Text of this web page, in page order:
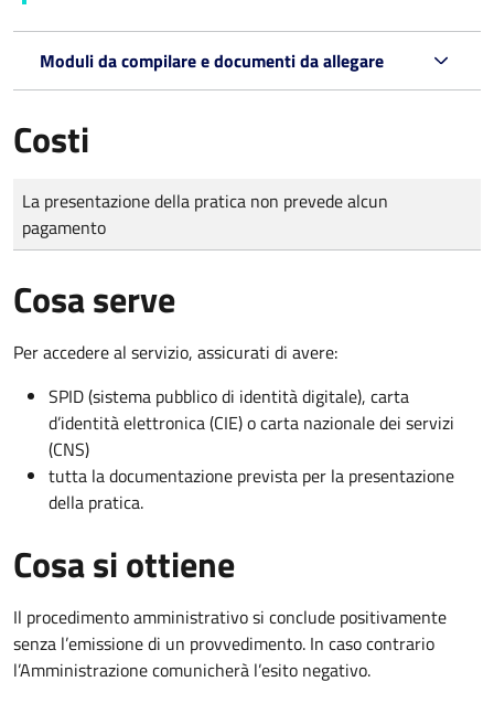
Moduli da compilare e documenti da allegare
Costi
Tipo di pagamento
Importo
La presentazione della pratica non prevede alcun
pagamento
Cosa serve
Per accedere al servizio, assicurati di avere:
SPID (sistema pubblico di identità digitale), carta
d’identità elettronica (CIE) o carta nazionale dei servizi
(CNS)
tutta la documentazione prevista per la presentazione
della pratica.
Cosa si ottiene
Il procedimento amministrativo si conclude positivamente
senza l’emissione di un provvedimento. In caso contrario
l’Amministrazione comunicherà l’esito negativo.